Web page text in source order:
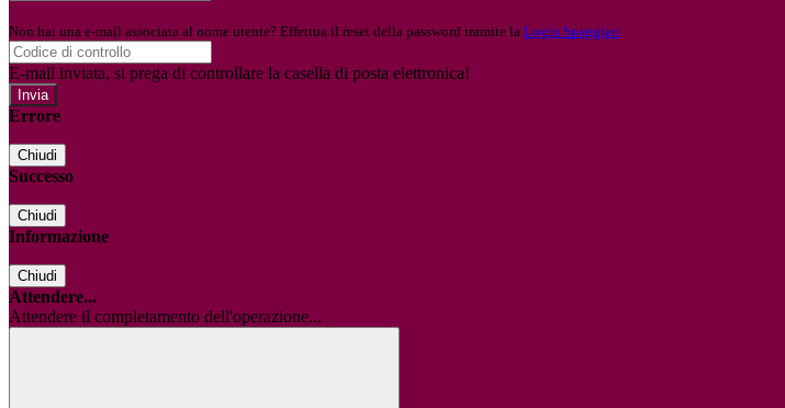
Non hai una e-mail associata al nome utente? Effettua il reset della password tramite la Login Spaggiari
E-mail inviata, si prega di controllare la casella di posta elettronica!
Errore
Chiudi
Successo
Chiudi
Informazione
Chiudi
Attendere...
Attendere il completamento dell'operazione...